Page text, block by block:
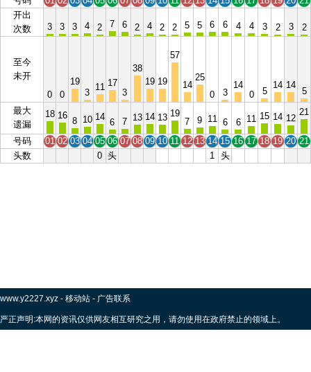
开出
次数
3 3 3 4 2 7 6 2 4 2 2 5 5 6 6 4 4 3 2 3 2
至今
未开
0
0
19
3
11 17
3
38
19 19
57
14
25
0
3
14
0
5
14 14
5
最大
遗漏
18 16
8 10 14
6 7 13 14 13 19
7
9 11 6 6 11 15 14 12
21
号码 01 02 03 04 05 06 07 08 09 10 11 12 13 14 15 16 17 18 19 20 21
头数
0 头 1 头
www.y2227.xyz - 移动站 - 广告联系
严正声明:本网的资讯仅供网友相互研究之用，请勿使用在政府禁止的领域上。